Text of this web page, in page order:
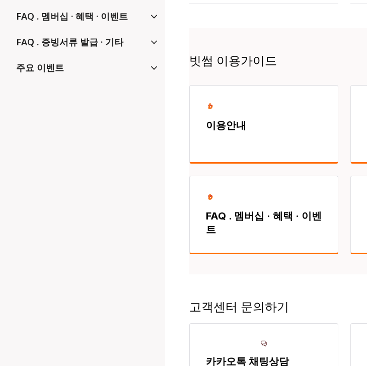
빗썸 이용가이드
이용안내
FAQ . 멤버십 · 혜택 · 이벤
트
고객센터 문의하기
카카오톡 채팅상담
FAQ . 멤버십 · 혜택 · 이벤트
FAQ . 증빙서류 발급 · 기타
주요 이벤트